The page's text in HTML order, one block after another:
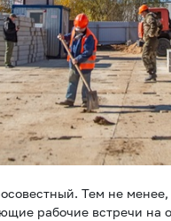
Тем не
рабочие встречи на